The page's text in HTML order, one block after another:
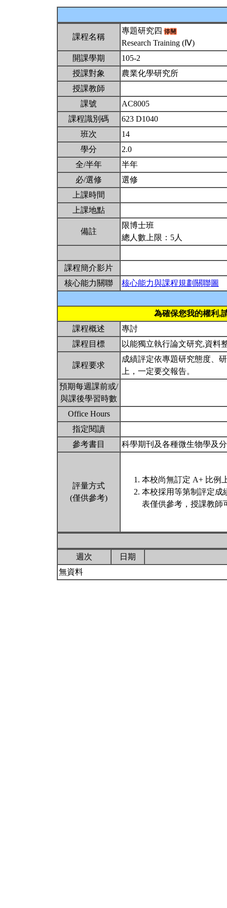
課程名稱
專題研究四
Research Training (Ⅳ)
開課學期
105-2
授課對象
農業化學研究所
授課教師
課號
AC8005
課程識別碼
623 D1040
班次
14
學分
2.0
全/半年
半年
必/選修
選修
上課時間
上課地點
備註
限博士班
總人數上限：5人
課程簡介影片
核心能力關聯
核心能力與課程規劃關聯圖
為確保您我的權利,
課程概述
專討
課程目標
以能獨立執行論文研究,資料
課程要求
成績評定依專題研究態度、
上，一定要交報告。
預期每週課前或/
與課後學習時數
Office Hours
指定閱讀
參考書目
科學期刊及各種微生物學及
評量方式
(僅供參考)
本校尚無訂定 A+ 比例
本校採用等第制評定成
表僅供參考，授課教師
週次
日期
無資料